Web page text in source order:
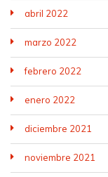
abril 2022
marzo 2022
febrero 2022
enero 2022
diciembre 2021
noviembre 2021